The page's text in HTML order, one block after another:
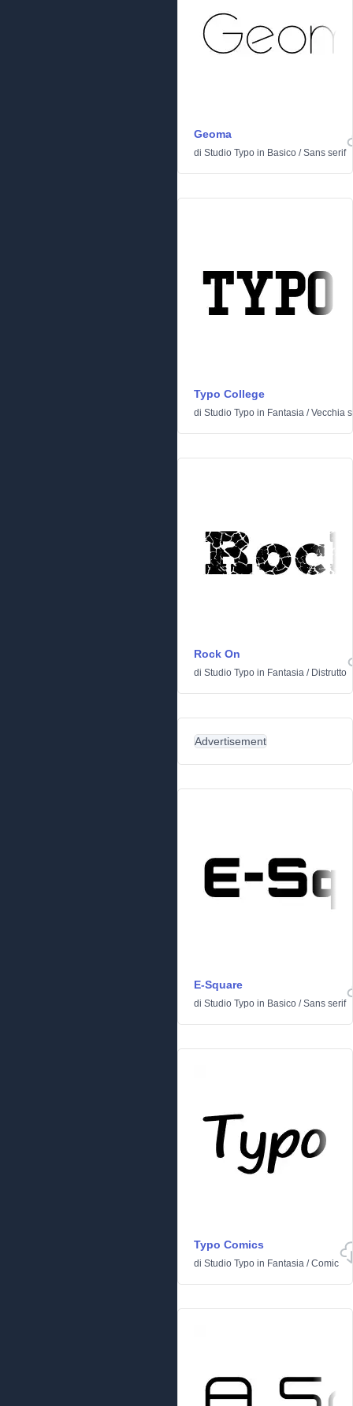
Geoma
di Studio Typo in Basico /Sans serif
Typo College
di Studio Typo in Fantasia /Vecchia
Rock On
di Studio Typo in Fantasia / Distrutto
Advertisement
E-Square
di Studio Typo in Basico /Sans serif
Typo Comics
di Studio Typo in Fantasia /Comic